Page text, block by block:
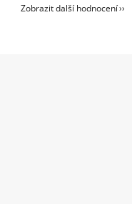
Zobrazit další hodnocení